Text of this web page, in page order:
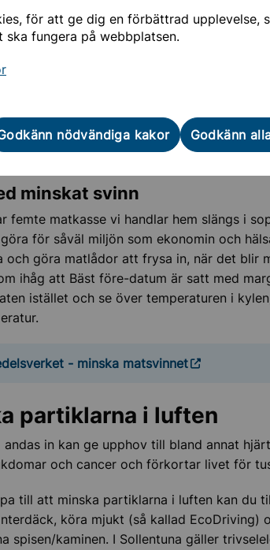
för att ge dig en förbättrad upplevelse,
fungera på webbplatsen.
nödvändiga kakor Godkänn
mobila återvinningscentralen
matsvinn är olika saker. Matavfall är det
äggskal och kaffesump. Matsvinn däremot
hade kunnat ätas om det hade behandlats
minskat svinn
femte matkasse vi handlar hem slängs i
för såväl miljön som ekonomin och
och göra matlådor att frysa in, när det blir
ihåg att Bäst före-datum är satt med
istället och se över temperaturen i
- minska matsvinnet
partiklarna i luften
in kan ge upphov till bland annat
och cancer och förkortar livet för
till att minska partiklarna i luften kan du
köra mjukt (så kallad EcoDriving)
spisen/kaminen. I Sollentuna gäller